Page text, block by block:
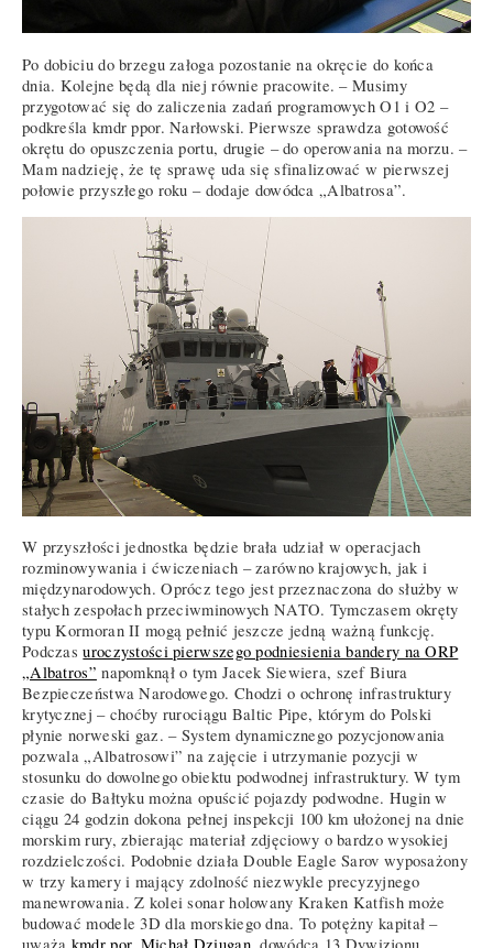
Po dobiciu do brzegu załoga pozostanie na okręcie do końca
dnia. Kolejne będą dla niej równie pracowite. – Musimy
przygotować się do zaliczenia zadań programowych O1 i O2 –
podkreśla kmdr ppor. Narłowski. Pierwsze sprawdza gotowość
okrętu do opuszczenia portu, drugie – do operowania na morzu. –
Mam nadzieję, że tę sprawę uda się sfinalizować w pierwszej
połowie przyszłego roku – dodaje dowódca „Albatrosa”.
W przyszłości jednostka będzie brała udział w operacjach
rozminowywania i ćwiczeniach – zarówno krajowych, jak i
międzynarodowych. Oprócz tego jest przeznaczona do służby w
stałych zespołach przeciwminowych NATO. Tymczasem okręty
typu Kormoran II mogą pełnić jeszcze jedną ważną funkcję.
Podczasuroczystości pierwszego podniesienia bandery na ORP
„Albatros” napomknął o tym Jacek Siewiera, szef Biura
Bezpieczeństwa Narodowego. Chodzi o ochronę infrastruktury
krytycznej – choćby rurociągu Baltic Pipe, którym do Polski
płynie norweski gaz. – System dynamicznego pozycjonowania
pozwala „Albatrosowi” na zajęcie i utrzymanie pozycji w
stosunku do dowolnego obiektu podwodnej infrastruktury. W tym
czasie do Bałtyku można opuścić pojazdy podwodne. Hugin w
ciągu 24 godzin dokona pełnej inspekcji 100 km ułożonej na dnie
morskim rury, zbierając materiał zdjęciowy o bardzo wysokiej
rozdzielczości. Podobnie działa Double Eagle Sarov wyposażony
w trzy kamery i mający zdolność niezwykle precyzyjnego
manewrowania. Z kolei sonar holowany Kraken Katfish może
budować modele 3D dla morskiego dna. To potężny kapitał –